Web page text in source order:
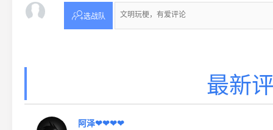
选战队
最新
阿泽❤❤❤❤